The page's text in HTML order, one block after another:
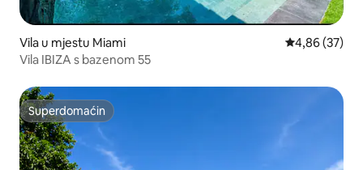
Vila u mjestu Miami Prosječna
4,86 (37)
Vila IBIZA s bazenom 55
Superdomaćin
Superdomaćin